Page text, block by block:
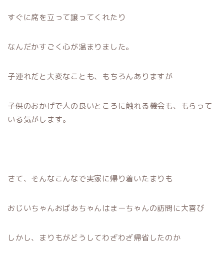
すぐに席を立って譲ってくれたり
なんだかすごく心が温まりました。
子連れだと大変なことも、もちろんありますが
子供のおかげで人の良いところに触れる機会も、もらって
いる気がします。
さて、そんなこんなで実家に帰り着いたまりも
おじいちゃんおばあちゃんはまーちゃんの訪問に大喜び
しかし、まりもがどうしてわざわざ帰省したのか